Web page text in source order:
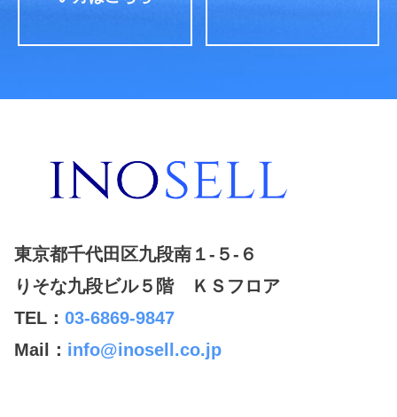
東京都千代田区九段南１-５-６
りそな九段ビル５階 ＫＳフロア
TEL： 03-6869-9847
Mail： info@inosell.co.jp